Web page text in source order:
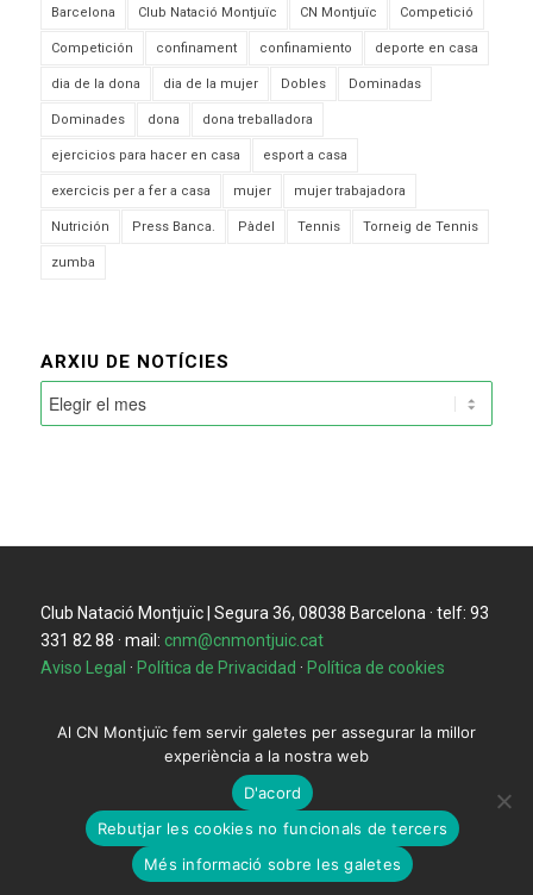
Barcelona Club Natació Montjuïc CN Montjuïc Competició
Competición confinament confinamiento deporte en casa
dia de la dona dia de la mujer Dobles Dominadas
Dominades dona dona treballadora
ejercicios para hacer en casa esport a casa
exercicis per a fer a casa mujer mujer trabajadora
Nutrición Press Banca. Pàdel Tennis Torneig de Tennis
zumba
ARXIU DE NOTÍCIES
Club Natació Montjuïc | Segura 36, 08038 Barcelona · telf: 93
331 82 88 · mail: cnm@cnmontjuic.cat
Aviso Legal · Política de Privacidad · Política de cookies
Al CN Montjuïc fem servir galetes per assegurar la millor
experiència a la nostra web
D'acord
Rebutjar les cookies no funcionals de tercers
Més informació sobre les galetes
CNM, com et podem ajudar?